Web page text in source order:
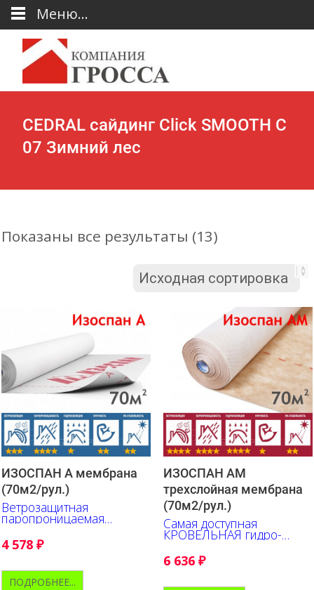
CEDRAL сайдинг Click SMOOTH С
07 Зимний лес
Показаны все результаты (13)
ИЗОСПАН А мембрана
(70м2/рул.)
Ветрозащитная
паропроницаемая
мембрана. (не для кровли)
4 578 ₽
ПОДРОБНЕЕ...
ИЗОСПАН АМ
трехслойная мембрана
(70м2/рул.)
Самая доступная
КРОВЕЛЬНАЯ гидро-
паропроницаемая
мембрана ИЗОСПАН
6 636 ₽
Меню...